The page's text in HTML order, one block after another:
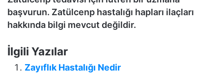
başvurun. Zatülcenp hastalığı hapları ilaçları
hakkında bilgi mevcut değildir.
İlgili Yazılar
Zayıflık Hastalığı Nedir